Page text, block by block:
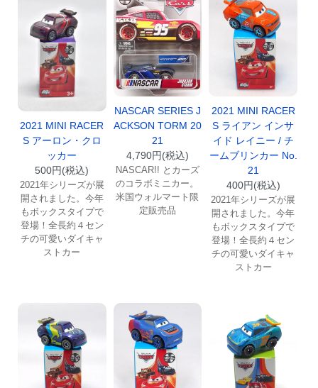
2021 MINI RACER
S アーロン・クロ
ッカー
500円(税込)
2021年シリーズが展
開されました。今年
もボックスタイプで
登場！全長約４セン
チの可愛いダイキャ
ストカー
NASCAR SERIES J
ACKSON TORM 20
21
4,790円(税込)
NASCAR!! とカーズ
のコラボミニカー。
米国ウォルマート限
定販売品
2021 MINI RACER
S ライアン インサ
イド レイニー / チ
ームブリンカー No.
21
400円(税込)
2021年シリーズが展
開されました。今年
もボックスタイプで
登場！全長約４セン
チの可愛いダイキャ
ストカー